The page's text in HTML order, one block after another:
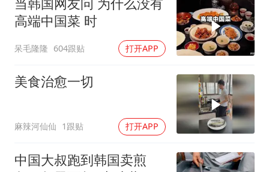
万岁山接盘烂尾恒大文旅城
老人被城管撞倒后离世亲属质疑记录仪
多所幼师院校开设养老专业
薛之谦杭州站演唱会取消
习近平心系体育强国建设
高端中国菜 时
呆毛隆隆 604跟贴 打开APP
美食治愈一切
麻辣河仙仙 1跟贴 打开APP
中国大叔跑到韩国卖煎